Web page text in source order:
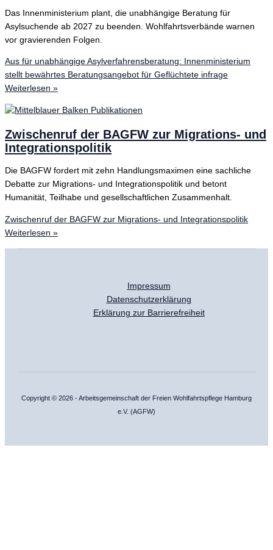
Das Innenministerium plant, die unabhängige Beratung für
Asylsuchende ab 2027 zu beenden. Wohlfahrtsverbände warnen
vor gravierenden Folgen.
Aus für unabhängige Asylverfahrensberatung: Innenministerium
stellt bewährtes Beratungsangebot für Geflüchtete infrage
Weiterlesen »
Zwischenruf der BAGFW zur Migrations- und
Integrationspolitik
Die BAGFW fordert mit zehn Handlungsmaximen eine sachliche
Debatte zur Migrations- und Integrationspolitik und betont
Humanität, Teilhabe und gesellschaftlichen Zusammenhalt.
Zwischenruf der BAGFW zur Migrations- und Integrationspolitik
Weiterlesen »
Impressum
Datenschutzerklärung
Erklärung zur Barrierefreiheit
Copyright © 2026 - Arbeitsgemeinschaft der Freien Wohlfahrtspflege Hamburg
e.V. (AGFW)